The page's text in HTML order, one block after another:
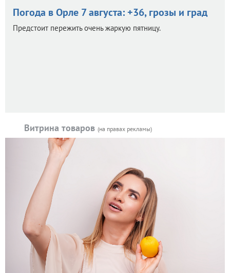
Погода в Орле 7 августа: +36, грозы и град
Предстоит пережить очень жаркую пятницу.
Витрина товаров (на правах рекламы)